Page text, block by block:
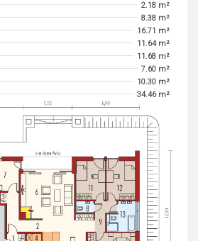
2.18 m²
8.38 m²
16.71 m²
11.64 m²
11.68 m²
7.60 m²
10.30 m²
34.46 m²